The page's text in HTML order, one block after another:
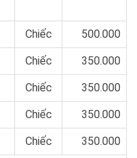
Chiếc 500.000
Chiếc 350.000
Chiếc 350.000
Chiếc 350.000
Chiếc 350.000